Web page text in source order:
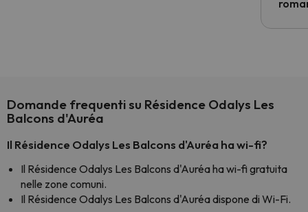
Domande frequenti su Résidence Odalys Les
Balcons d'Auréa
Il Résidence Odalys Les Balcons d'Auréa ha wi-fi?
Il Résidence Odalys Les Balcons d'Auréa ha wi-fi gratuita
nelle zone comuni.
Il Résidence Odalys Les Balcons d'Auréa dispone di Wi-Fi.